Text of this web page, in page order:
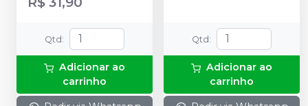
Qtd:
Adicionar ao
carrinho
Qtd:
Adicionar ao
carrinho